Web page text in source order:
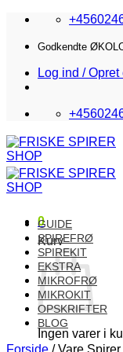
Fortsæt
indholdGodkendte
Log ind /
0
Kurv
Ingen varer i
GUIDE
SPIREFRØ
SPIREKIT
EKSTRA
MIKROFRØ
MIKROKIT
OPSKRIFTER
BLOG
Forside /Vare